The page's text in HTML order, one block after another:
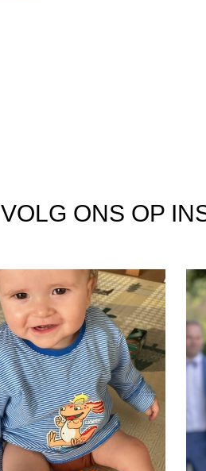
VOLG ONS OP